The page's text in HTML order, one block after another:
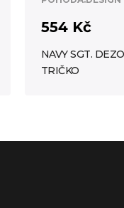
554 Kč
NAVY SGT.
TRIČKO